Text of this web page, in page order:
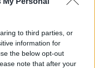
to third parties, or
information for
the below opt-out
note that after your
της άρσης
που θα
υπόθεση που
εβδομάδες.